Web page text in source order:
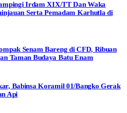
Irdam XIX/TT Dan Waka
Serta Pemadam Karhutla di
Senam Bareng di CFD, Ribuan
Taman Budaya Batu Enam
Babinsa Koramil 01/Bangko Gerak
Api